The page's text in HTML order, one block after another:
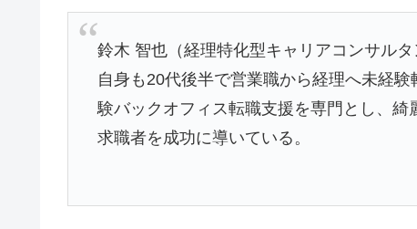
鈴木 智也（経理特化型キャリアコンサルタ
自身も20代後半で営業職から経理へ未経
験バックオフィス転職支援を専門とし、
求職者を成功に導いている。